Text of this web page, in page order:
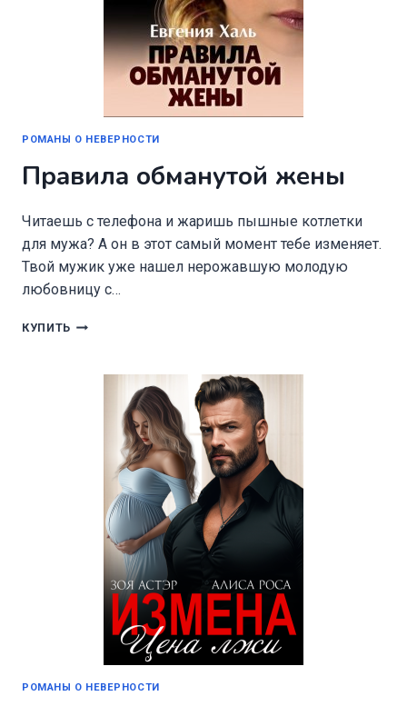
РОМАНЫ О НЕВЕРНОСТИ
Правила обманутой жены
Читаешь с телефона и жаришь пышные котлетки
для мужа? А он в этот самый момент тебе изменяет.
Твой мужик уже нашел нерожавшую молодую
любовницу с…
КУПИТЬ ПРАВИЛА
РОМАНЫ О НЕВЕРНОСТИ